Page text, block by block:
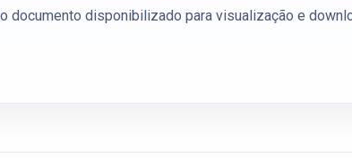
documento disponibilizado para visualização e